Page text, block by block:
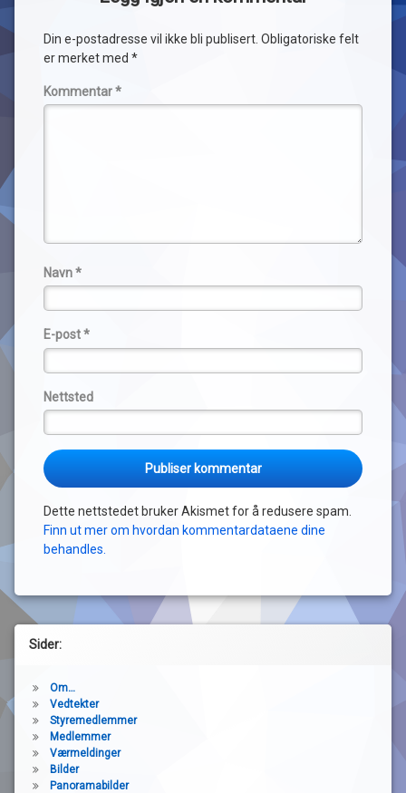
Din e-postadresse vil ikke bli publisert. Obligatoriske felt
er merket med *
Kommentar*
Navn*
E-post*
Nettsted
Dette nettstedet bruker Akismet for å redusere spam.
Finn ut mer om hvordan kommentardataene dine
behandles.
Sider:
Om…
Vedtekter
Styremedlemmer
Medlemmer
Værmeldinger
Bilder
Panoramabilder